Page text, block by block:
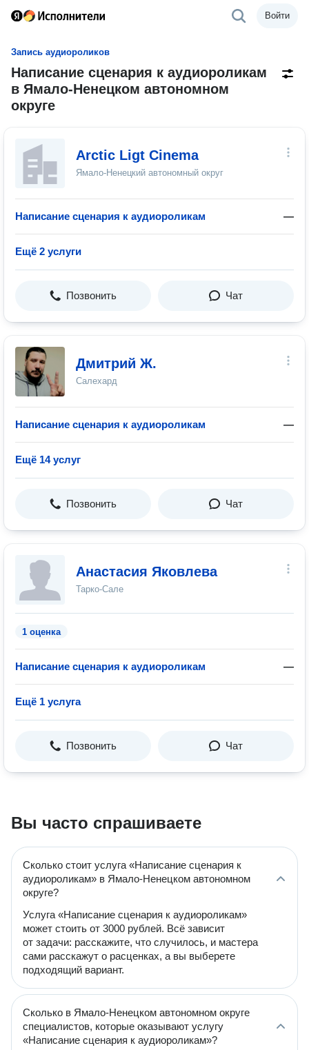
Войти
Запись аудиороликов
Написание сценария к аудиороликам
в Ямало-Ненецком автономном
округе
Arctic Ligt Cinema
Ямало-Ненецкий автономный округ
Написание сценария к аудиороликам —
Ещё 2 услуги
Позвонить Чат
Дмитрий Ж.
Салехард
Написание сценария к аудиороликам —
Ещё 14 услуг
Позвонить Чат
Анастасия Яковлева
Тарко-Сале
1 оценка
Написание сценария к аудиороликам —
Ещё 1 услуга
Позвонить Чат
Вы часто спрашиваете
Сколько стоит услуга «Написание сценария к
аудиороликам» в Ямало-Ненецком автономном
округе?
Услуга «Написание сценария к аудиороликам»
может стоить от 3000 рублей. Всё зависит
от задачи: расскажите, что случилось, и мастера
сами расскажут о расценках, а вы выберете
подходящий вариант.
Сколько в Ямало-Ненецком автономном округе
специалистов, которые оказывают услугу
«Написание сценария к аудиороликам»?